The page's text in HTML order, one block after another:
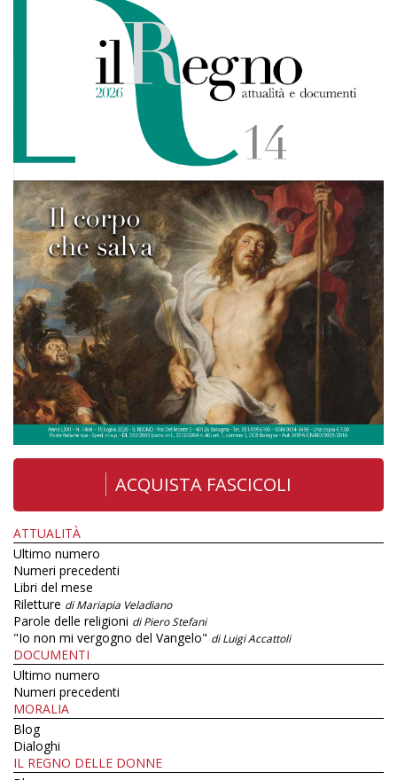
ACQUISTA FASCICOLI
ATTUALITÀ
Ultimo numero
Numeri precedenti
Libri del mese
Riletture di Mariapia Veladiano
Parole delle religioni di Piero Stefani
"Io non mi vergogno del Vangelo" di Luigi Accattoli
DOCUMENTI
Ultimo numero
Numeri precedenti
MORALIA
Blog
Dialoghi
IL REGNO DELLE DONNE